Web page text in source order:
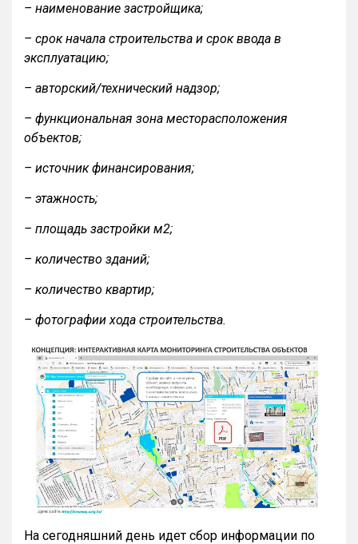
– наименование застройщика;
– срок начала строительства и срок ввода в
эксплуатацию;
– авторский/технический надзор;
– функциональная зона месторасположения
объектов;
– источник финансирования;
– этажность;
– площадь застройки м2;
– количество зданий;
– количество квартир;
– фотографии хода строительства.
На сегодняшний день идет сбор информации по